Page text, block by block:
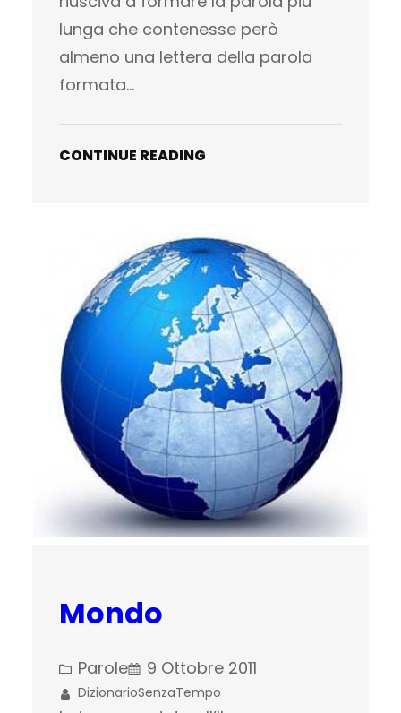
lunga che contenesse però
almeno una lettera della parola
formata…
CONTINUE READING
Mondo
Parole 9 Ottobre 2011
DizionarioSenzaTempo